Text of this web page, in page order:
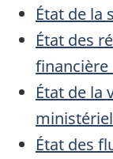
État de la
État des
État de la
État des